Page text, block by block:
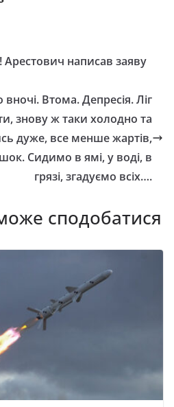
Арестович написав заяву
Втома. Депресія. Ліг
знову ж таки холодно та
дуже, все менше жартів,
Сидимо в ямі, у воді, в
грязі, згадуємо всіх….
сподобатися